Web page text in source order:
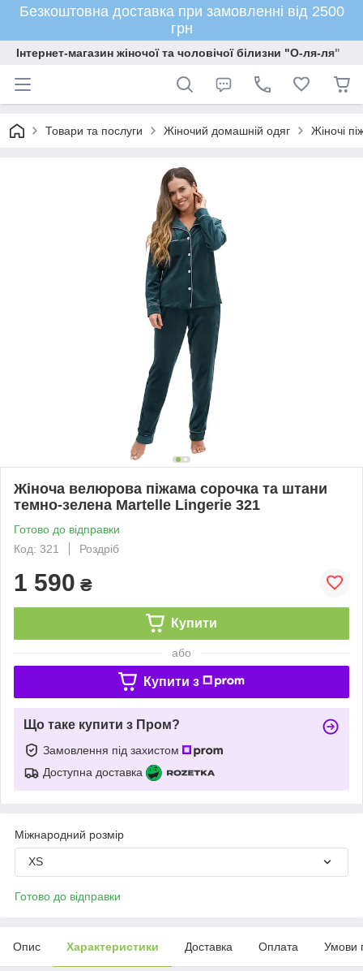
Безкоштовна доставка при замовленні від 2500
грн
Інтернет-магазин жіночої та чоловічої білизни "О-ля-ля"
Товари та послуги Жіночий домашній одяг Жіночі
Жіноча велюрова піжама сорочка та штани
темно-зелена Martelle Lingerie 321
Готово до відправки
Код: 321
Роздріб
1 590 ₴
Купити
або
Купити з
Що таке купити з Пром?
Замовлення під захистом
Доступна доставка
Міжнародний розмір
XS
Готово до відправки
Опис Характеристики Доставка Оплата Умови